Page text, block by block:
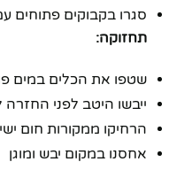
סגרו בקבוקים פתוחים
תחזוקה:
שטפו את הכלים במים
ייבשו היטב לפני
הרחיקו ממקורות חום
אחסנו במקום יבש ומוגן